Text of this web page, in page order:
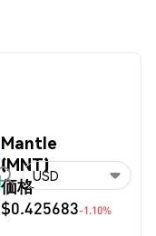
Mantle
(MNT)
価格
$0.425683-1.10%
USD